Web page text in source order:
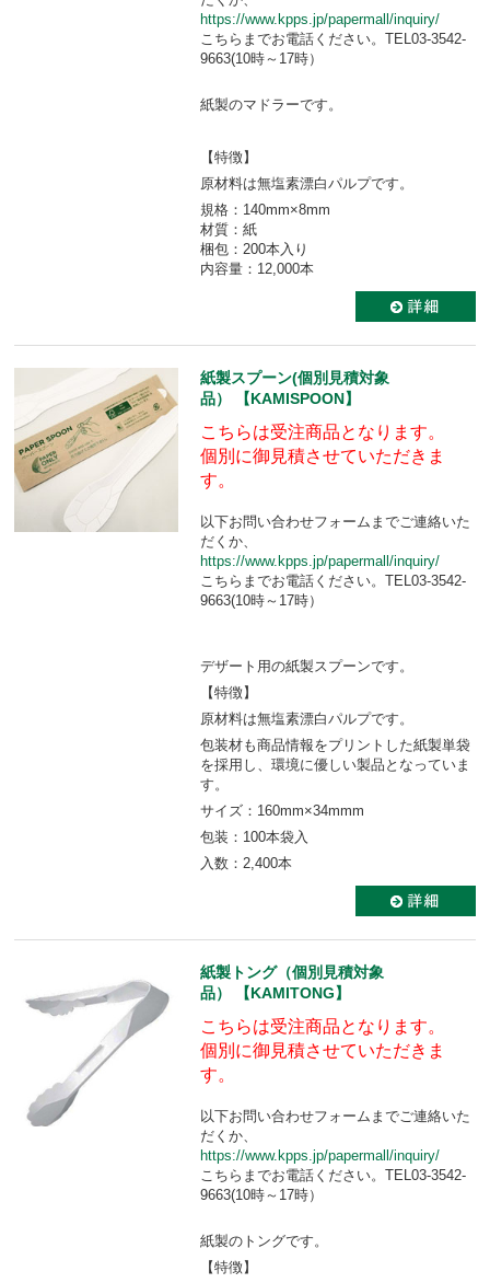
https://www.kpps.jp/papermall/inquiry/
こちらまでお電話ください。TEL03-3542-
9663(10時～17時）
紙製のマドラーです。
【特徴】
原材料は無塩素漂白パルプです。
規格：140mm×8mm
材質：紙
梱包：200本入り
内容量：12,000本
紙製スプーン(個別見積対象
品） 【KAMISPOON】
こちらは受注商品となります。
個別に御見積させていただきま
す。
以下お問い合わせフォームまでご連絡いた
だくか、
https://www.kpps.jp/papermall/inquiry/
こちらまでお電話ください。TEL03-3542-
9663(10時～17時）
デザート用の紙製スプーンです。
【特徴】
原材料は無塩素漂白パルプです。
包装材も商品情報をプリントした紙製単袋
を採用し、環境に優しい製品となっていま
す。
サイズ：160mm×34mmm
包装：100本袋入
入数：2,400本
紙製トング（個別見積対象
品） 【KAMITONG】
こちらは受注商品となります。
個別に御見積させていただきま
す。
以下お問い合わせフォームまでご連絡いた
だくか、
https://www.kpps.jp/papermall/inquiry/
こちらまでお電話ください。TEL03-3542-
9663(10時～17時）
紙製のトングです。
【特徴】